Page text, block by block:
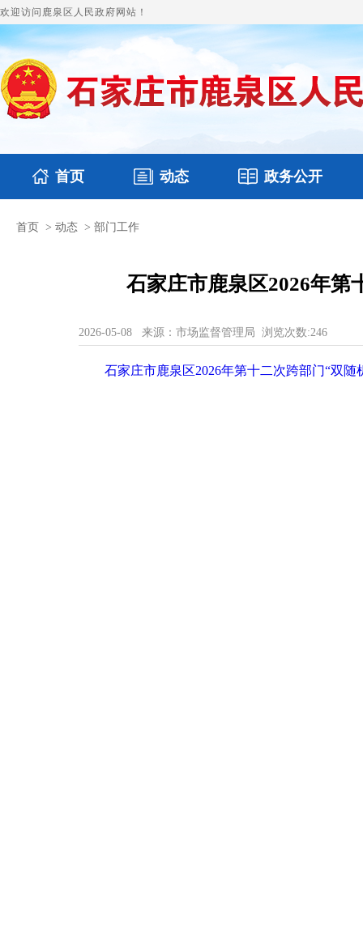
欢迎访问鹿泉区人民政府网站！
首页 动态
国务要闻
政务公开
本区文件
首页 > 动态 > 部门工作
石家庄市鹿泉区2026年第
2026-05-08 来源：市场监督管理局 浏览次数:246
石家庄市鹿泉区2026年第十二次跨部门“双